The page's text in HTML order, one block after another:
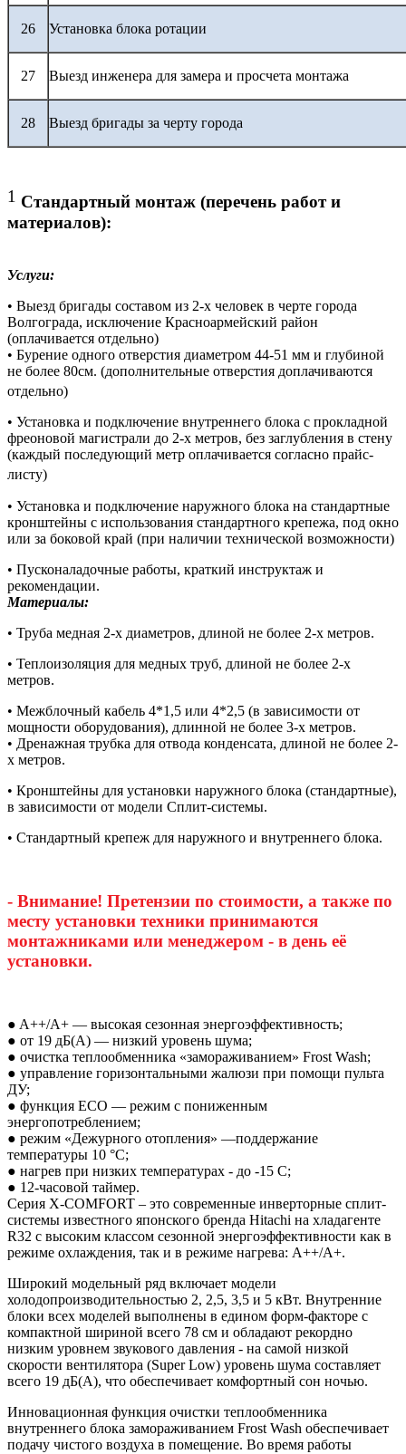
26 Установка блока ротации
27 Выезд инженера для замера и просчета монтажа
28 Выезд бригады за черту города
1 Стандартный монтаж (перечень работ и
материалов):
Услуги:
• Выезд бригады составом из 2-х человек в черте города
Волгограда, исключение Красноармейский район
(оплачивается отдельно)
• Бурение одного отверстия диаметром 44-51 мм и глубиной
не более 80см. (дополнительные отверстия доплачиваются
отдельно)
• Установка и подключение внутреннего блока с прокладной
фреоновой магистрали до 2-х метров, без заглубления в стену
(каждый последующий метр оплачивается согласно прайс-
листу)
• Установка и подключение наружного блока на стандартные
кронштейны с использования стандартного крепежа, под окно
или за боковой край (при наличии технической возможности)
• Пусконаладочные работы, краткий инструктаж и
рекомендации.
Материалы:
• Труба медная 2-х диаметров, длиной не более 2-х метров.
• Теплоизоляция для медных труб, длиной не более 2-х
метров.
• Межблочный кабель 4*1,5 или 4*2,5 (в зависимости от
мощности оборудования), длинной не более 3-х метров.
• Дренажная трубка для отвода конденсата, длиной не более 2-
х метров.
• Кронштейны для установки наружного блока (стандартные),
в зависимости от модели Сплит-системы.
• Стандартный крепеж для наружного и внутреннего блока.
- Внимание! Претензии по стоимости, а также по
месту установки техники принимаются
монтажниками или менеджером - в день её
установки.
● A++/A+ — высокая сезонная энергоэффективность;
● от 19 дБ(А) — низкий уровень шума;
● очистка теплообменника «замораживанием» Frost Wash;
● управление горизонтальными жалюзи при помощи пульта
ДУ;
● функция ECO — режим с пониженным
энергопотреблением;
● режим «Дежурного отопления» —поддержание
температуры 10 °C;
● нагрев при низких температурах - до -15 С;
● 12-часовой таймер.
Серия X-COMFORT – это современные инверторные сплит-
системы известного японского бренда Hitachi на хладагенте
R32 с высоким классом сезонной энергоэффективности как в
режиме охлаждения, так и в режиме нагрева: А++/A+.
Широкий модельный ряд включает модели
холодопроизводительностью 2, 2,5, 3,5 и 5 кВт. Внутренние
блоки всех моделей выполнены в едином форм-факторе с
компактной шириной всего 78 см и обладают рекордно
низким уровнем звукового давления - на самой низкой
скорости вентилятора (Super Low) уровень шума составляет
всего 19 дБ(А), что обеспечивает комфортный сон ночью.
Инновационная функция очистки теплообменника
внутреннего блока замораживанием Frost Wash обеспечивает
подачу чистого воздуха в помещение. Во время работы